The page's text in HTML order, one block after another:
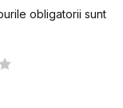
obligatorii sunt